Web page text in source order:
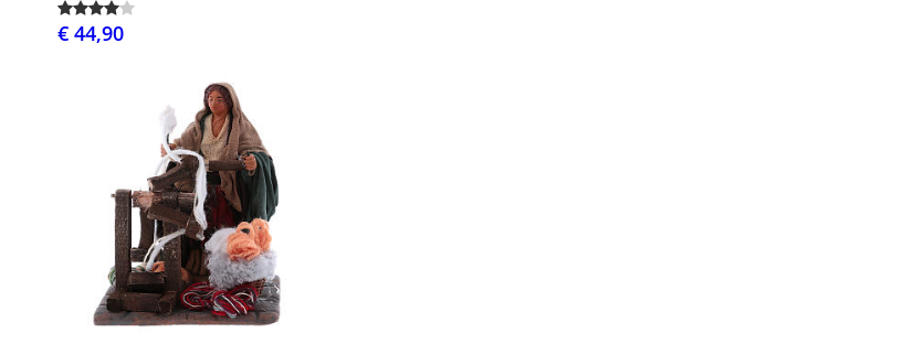
€ 44,90